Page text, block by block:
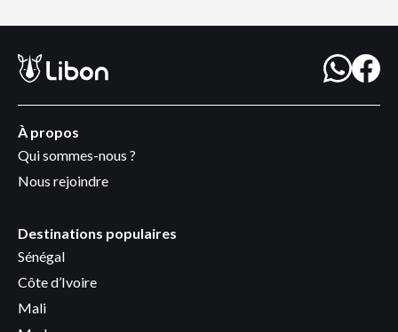
À propos
Qui sommes-nous ?
Nous rejoindre
Destinations populaires
Sénégal
Côte d’Ivoire
Mali